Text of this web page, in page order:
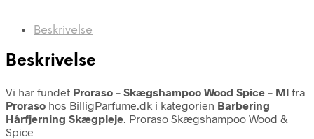
Beskrivelse
Beskrivelse
Vi har fundet Proraso – Skægshampoo Wood Spice – Ml fra
Proraso hos BilligParfume.dk i kategorien Barbering
Hårfjerning Skægpleje. Proraso Skægshampoo Wood &
Spice